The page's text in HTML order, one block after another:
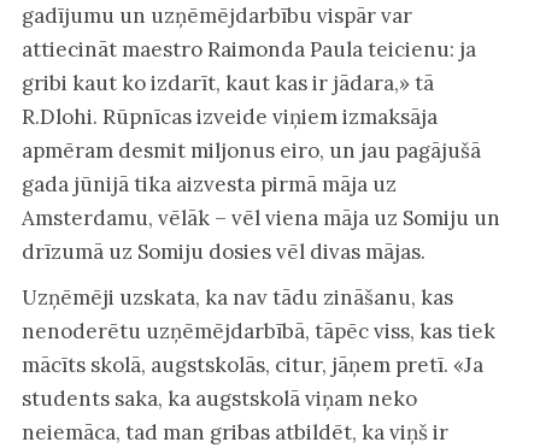
gadījumu un uzņēmējdarbību vispār var
attiecināt maestro Raimonda Paula teicienu: ja
gribi kaut ko izdarīt, kaut kas ir jādara,» tā
R.Dlohi. Rūpnīcas izveide viņiem izmaksāja
apmēram desmit miljonus eiro, un jau pagājušā
gada jūnijā tika aizvesta pirmā māja uz
Amsterdamu, vēlāk – vēl viena māja uz Somiju un
drīzumā uz Somiju dosies vēl divas mājas.
Uzņēmēji uzskata, ka nav tādu zināšanu, kas
nenoderētu uzņēmējdarbībā, tāpēc viss, kas tiek
mācīts skolā, augstskolās, citur, jāņem pretī. «Ja
students saka, ka augstskolā viņam neko
neiemāca, tad man gribas atbildēt, ka viņš ir